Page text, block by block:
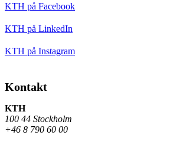
KTH på Facebook
KTH på LinkedIn
KTH på Instagram
Kontakt
KTH
100 44 Stockholm
+46 8 790 60 00